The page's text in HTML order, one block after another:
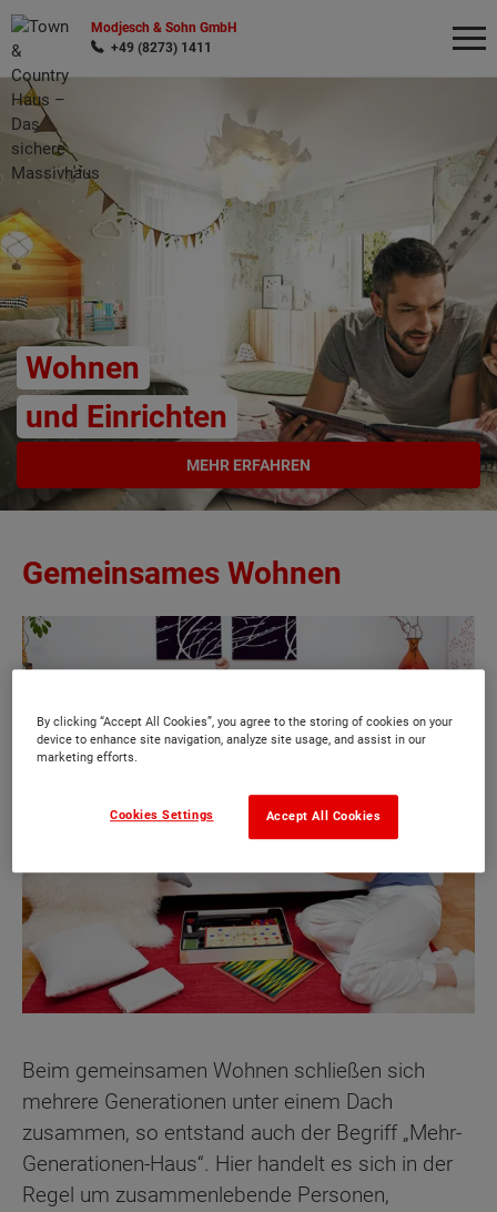
Modjesch & Sohn GmbH
+49 (8273) 1411
Wohnen
und Einrichten
MEHR ERFAHREN
Gemeinsames Wohnen
Beim gemeinsamen Wohnen schließen sich
mehrere Generationen unter einem Dach
zusammen, so entstand auch der Begriff „Mehr-
Generationen-Haus“. Hier handelt es sich in der
Regel um zusammenlebende Personen,
Wonach möchten Sie suchen?
By clicking “Accept All Cookies”, you agree to the storing of cookies on your
device to enhance site navigation, analyze site usage, and assist in our
marketing efforts.
Accept All Cookies
Cookies Settings